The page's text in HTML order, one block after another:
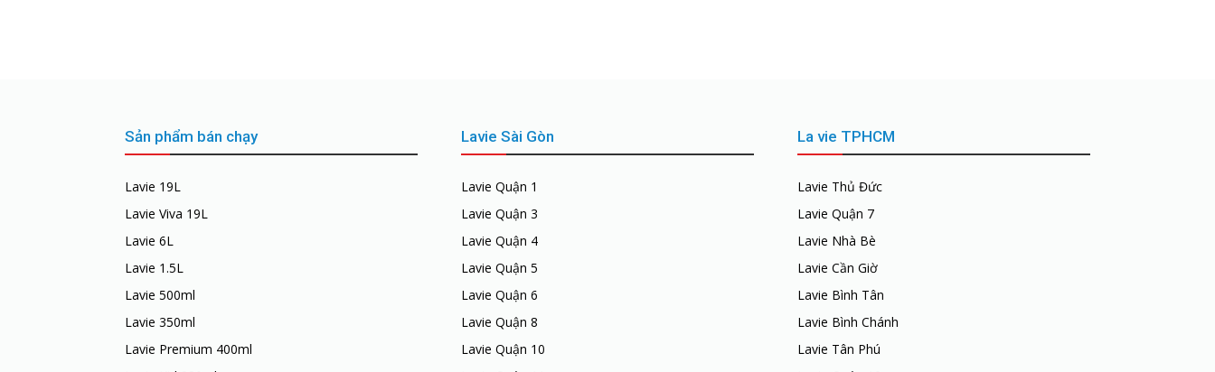
Sản phẩm bán chạy
Lavie 19L
Lavie Viva 19L
Lavie 6L
Lavie 1.5L
Lavie 500ml
Lavie 350ml
Lavie Premium 400ml
Lavie Sài Gòn
Lavie Quận 1
Lavie Quận 3
Lavie Quận 4
Lavie Quận 5
Lavie Quận 6
Lavie Quận 8
Lavie Quận 10
La vie TPHCM
Lavie Thủ Đức
Lavie Quận 7
Lavie Nhà Bè
Lavie Cần Giờ
Lavie Bình Tân
Lavie Bình Chánh
Lavie Tân Phú